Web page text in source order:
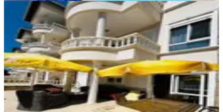
SİTE İÇİ
Elit Kleopatra Bahçe Katı Teraslı
Daire 2+1 Eşyalı
Alanya, Kızlar Pınarı Mahallesi
2+1·120 m²·Bahçe katı·17.06.2026
35.000 ₺
Tur-yap EmlakSerkan Yıldırım